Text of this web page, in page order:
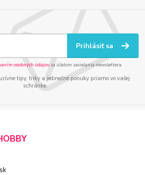
Prihlásiť sa
osobných údajov za účelom zasielania newslettera.
tipy, triky a jedinečné ponuky priamo vo vašej
schránke.